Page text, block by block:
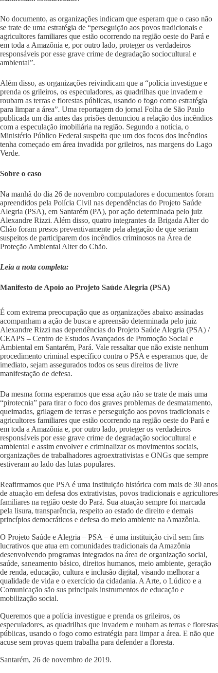
No documento, as organizações indicam que esperam que o caso não
se trate de uma estratégia de “perseguição aos povos tradicionais e
agricultores familiares que estão ocorrendo na região oeste do Pará e
em toda a Amazônia e, por outro lado, proteger os verdadeiros
responsáveis por esse grave crime de degradação sociocultural e
ambiental”.
Além disso, as organizações reivindicam que a “polícia investigue e
prenda os grileiros, os especuladores, as quadrilhas que invadem e
roubam as terras e florestas públicas, usando o fogo como estratégia
para limpar a área”. Uma reportagem do jornal Folha de São Paulo
publicada um dia antes das prisões denunciou a relação dos incêndios
com a especulação imobiliária na região. Segundo a notícia, o
Ministério Público Federal suspeita que um dos focos dos incêndios
tenha começado em área invadida por grileiros, nas margens do Lago
Verde.
Sobre o caso
Na manhã do dia 26 de novembro computadores e documentos foram
apreendidos pela Polícia Civil nas dependências do Projeto Saúde
Alegria (PSA), em Santarém (PA), por ação determinada pelo juiz
Alexandre Rizzi. Além disso, quatro integrantes da Brigada Alter do
Chão foram presos preventivamente pela alegação de que seriam
suspeitos de participarem dos incêndios criminosos na Área de
Proteção Ambiental Alter do Chão.
Leia a nota completa:
Manifesto de Apoio ao Projeto Saúde Alegria (PSA)
É com extrema preocupação que as organizações abaixo assinadas
acompanham a ação de busca e apreensão determinada pelo juiz
Alexandre Rizzi nas dependências do Projeto Saúde Alegria (PSA) /
CEAPS – Centro de Estudos Avançados de Promoção Social e
Ambiental em Santarém, Pará. Vale ressaltar que não existe nenhum
procedimento criminal específico contra o PSA e esperamos que, de
imediato, sejam assegurados todos os seus direitos de livre
manifestação de defesa.
Da mesma forma esperamos que essa ação não se trate de mais uma
“pirotecnia” para tirar o foco dos graves problemas de desmatamento,
queimadas, grilagem de terras e perseguição aos povos tradicionais e
agricultores familiares que estão ocorrendo na região oeste do Pará e
em toda a Amazônia e, por outro lado, proteger os verdadeiros
responsáveis por esse grave crime de degradação sociocultural e
ambiental e assim envolver e criminalizar os movimentos sociais,
organizações de trabalhadores agroextrativistas e ONGs que sempre
estiveram ao lado das lutas populares.
Reafirmamos que PSA é uma instituição histórica com mais de 30 anos
de atuação em defesa dos extrativistas, povos tradicionais e agricultores
familiares na região oeste do Pará. Sua atuação sempre foi marcada
pela lisura, transparência, respeito ao estado de direito e demais
princípios democráticos e defesa do meio ambiente na Amazônia.
O Projeto Saúde e Alegria – PSA – é uma instituição civil sem fins
lucrativos que atua em comunidades tradicionais da Amazônia
desenvolvendo programas integrados na área de organização social,
saúde, saneamento básico, direitos humanos, meio ambiente, geração
de renda, educação, cultura e inclusão digital, visando melhorar a
qualidade de vida e o exercício da cidadania. A Arte, o Lúdico e a
Comunicação são sus principais instrumentos de educação e
mobilização social.
Queremos que a polícia investigue e prenda os grileiros, os
especuladores, as quadrilhas que invadem e roubam as terras e florestas
públicas, usando o fogo como estratégia para limpar a área. E não que
acuse sem provas quem trabalha para defender a floresta.
Santarém, 26 de novembro de 2019.